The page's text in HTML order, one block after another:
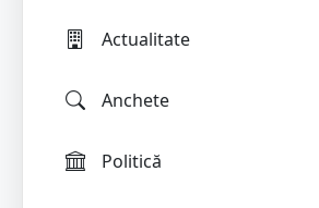
Actualitate
Anchete
Politică